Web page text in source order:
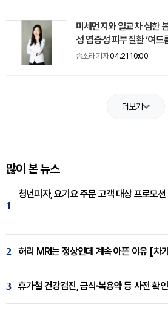
미세먼지와 일교차 심한
성 염증성 피부질환 ‘여
송소라 기자04.21 10:00
더보기
많이 본 뉴스
1
청년피자, 요기요 주문 고객 대상 프로모션
2 허리 MRI는 정상인데 계속 아픈 이유 [차
3 휴가철 건강검진, 금식·복용약 등 사전 확